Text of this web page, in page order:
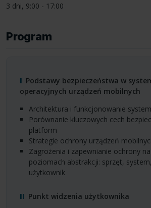
3 dni, 9:00 - 17:00
Program
Podstawy bezpieczeństwa w
operacyjnych urządzeń mobilnych
Architektura i funkcjonowanie
Porównanie kluczowych cech bezpieczeństwa obu
platform
Strategie ochrony urządzeń
Zagrożenia i zapewnianie ochrony na różnych
poziomach abstrakcji: sprzęt,
użytkownik
Punkt widzenia użytkownika